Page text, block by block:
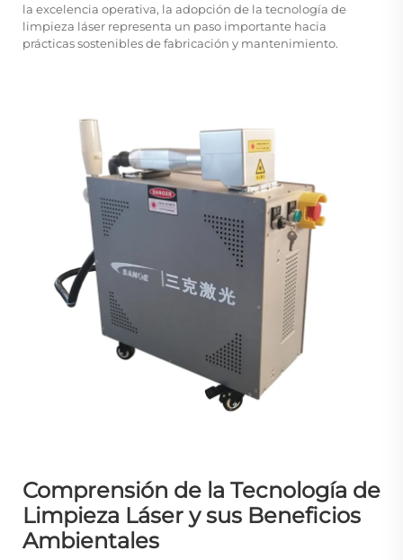
la excelencia operativa, la adopción de la tecnología de
limpieza láser representa un paso importante hacia
prácticas sostenibles de fabricación y mantenimiento.
Comprensión de la Tecnología de
Limpieza Láser y sus Beneficios
Ambientales